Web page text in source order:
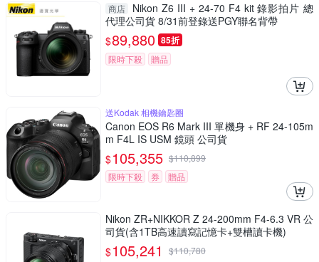
商店
Nikon Z6 III + 24-70 F4 kit 錄影拍片 總
代理公司貨 8/31前登錄送PGY聯名背帶
$89,880 85折
限時下殺 贈品
送Kodak 相機鑰匙圈
Canon EOS R6 Mark III 單機身 + RF 24-105m
m F4L IS USM 鏡頭 公司貨
$105,355 $110,899
限時下殺
券 贈品
Nikon ZR+NIKKOR Z 24-200mm F4-6.3 VR 公
司貨(含1TB高速讀寫記憶卡+雙槽讀卡機)
$105,241 $110,780